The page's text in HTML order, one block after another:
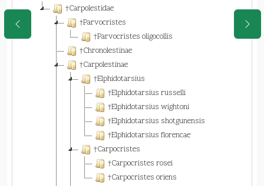
†Carpolestidae
†Parvocristes
†Parvocristes oligocollis
†Chronolestinae
†Carpolestinae
†Elphidotarsius
†Elphidotarsius russelli
†Elphidotarsius wightoni
†Elphidotarsius shotgunensis
†Elphidotarsius florencae
†Carpocristes
†Carpocristes rosei
†Carpocristes oriens